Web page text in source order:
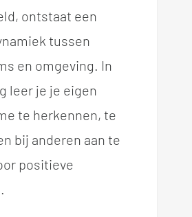
ontstaat een
tussen
en omgeving. In
leer je je eigen
te herkennen, te
bij anderen aan te
positieve